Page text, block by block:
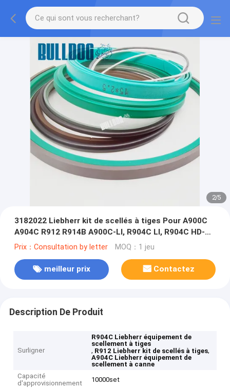
2/5
3182022 Liebherr kit de scellés à tiges Pour A900C
A904C R912 R914B A900C-LI, R904C LI, R904C HD-SL
2000 LI, R912HD-SL, R912 LC
Prix：Consultation by letter MOQ：1 jeu
meilleur prix Contactez
Description De Produit
Surligner
R904C Liebherr équipement de
scellement à tiges
, R912 Liebherr kit de scellés à tiges,
A904C Liebherr équipement de
scellement à canne
Capacité
d'approvisionnement
10000set